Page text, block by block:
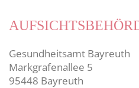
Gesundheitsamt Bayreuth
Markgrafenallee 5
95448 Bayreuth